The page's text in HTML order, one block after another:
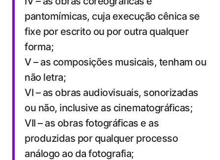
pantomímicas, cuja execução cênica se
fixe por escrito ou por outra qualquer
forma;
V – as composições musicais, tenham ou
não letra;
VI – as obras audiovisuais, sonorizadas
ou não, inclusive as cinematográficas;
VII – as obras fotográficas e as
produzidas por qualquer processo
análogo ao da fotografia;